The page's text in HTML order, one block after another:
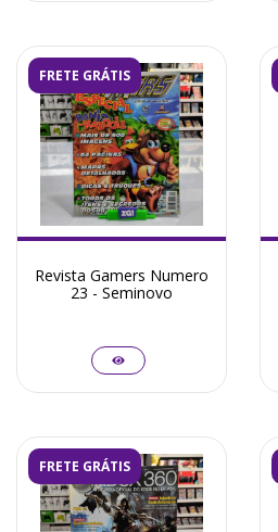
FRETE GRÁTIS
Revista Gamers Numero
23 - Seminovo
FRETE GRÁTIS